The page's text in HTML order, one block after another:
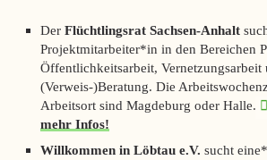
Der Flüchtlingsrat Sachsen-Anhalt
Projektmitarbeiter*in in den Bereichen
Öffentlichkeitsarbeit, Vernetzungsarbeit
(Verweis-)Beratung. Die
Arbeitsort sind Magdeburg oder Halle.
mehr Infos!
Willkommen in Löbtau e.V. sucht